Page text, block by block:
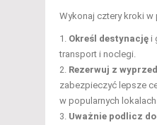
Wykonaj cztery kroki w
Określ destynację i
transport i noclegi.
Rezerwuj z
zabezpieczyć lepsze
w popularnych lokalach.
Uważnie podlicz